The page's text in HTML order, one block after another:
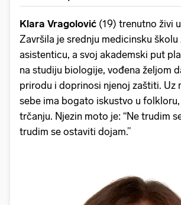
Klara Vragolović (19) trenutno živi
Završila je srednju medicinsku školu
asistenticu, a svoj akademski put
na studiju biologije, vođena željom
prirodu i doprinosi njenoj zaštiti. Uz
sebe ima bogato iskustvo u
trčanju. Njezin moto je: “Ne trudim
trudim se ostaviti dojam.”